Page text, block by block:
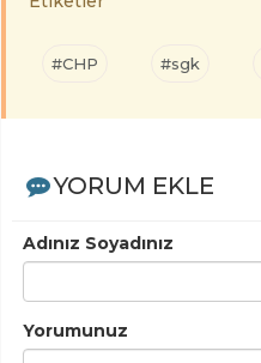
#CHP #sgk
YORUM EKLE
Adınız Soyadınız
Yorumunuz